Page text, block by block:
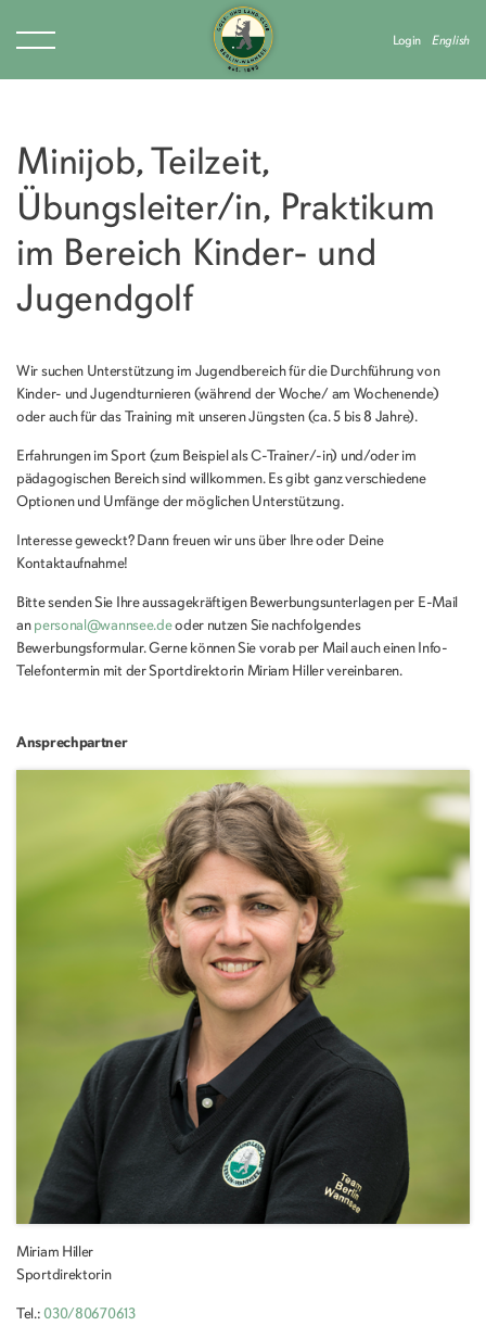
Login English
Minijob, Teilzeit,
Übungsleiter/in, Praktikum
im Bereich Kinder- und
Jugendgolf
Wir suchen Unterstützung im Jugendbereich für die Durchführung von
Kinder- und Jugendturnieren (während der Woche/ am Wochenende)
oder auch für das Training mit unseren Jüngsten (ca. 5 bis 8 Jahre).
Erfahrungen im Sport (zum Beispiel als C-Trainer/-in) und/oder im
pädagogischen Bereich sind willkommen. Es gibt ganz verschiedene
Optionen und Umfänge der möglichen Unterstützung.
Interesse geweckt? Dann freuen wir uns über Ihre oder Deine
Kontaktaufnahme!
Bitte senden Sie Ihre aussagekräftigen Bewerbungsunterlagen per E-Mail
anpersonal@wannsee.deoder nutzen Sie nachfolgendes
Bewerbungsformular. Gerne können Sie vorab per Mail auch einen Info-
Telefontermin mit der Sportdirektorin Miriam Hiller vereinbaren.
Ansprechpartner
Miriam Hiller
Sportdirektorin
Tel.:030/80670613